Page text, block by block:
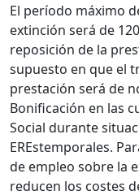
El período máximo
extinción será de
reposición de la
supuesto en que el
prestación será de
Bonificación en las
Social durante
EREstemporales.
de empleo sobre la
reducen los costes